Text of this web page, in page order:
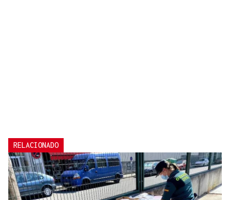
RELACIONADO